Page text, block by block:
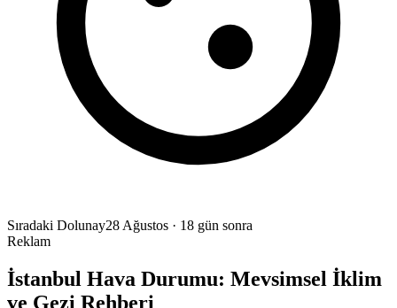
Sıradaki Dolunay28 Ağustos · 18 gün sonra
Reklam
İstanbul Hava Durumu: Mevsimsel İklim
ve Gezi Rehberi